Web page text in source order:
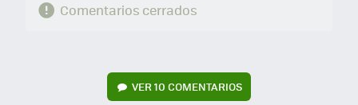
Comentarios cerrados
VER10 COMENTARIOS